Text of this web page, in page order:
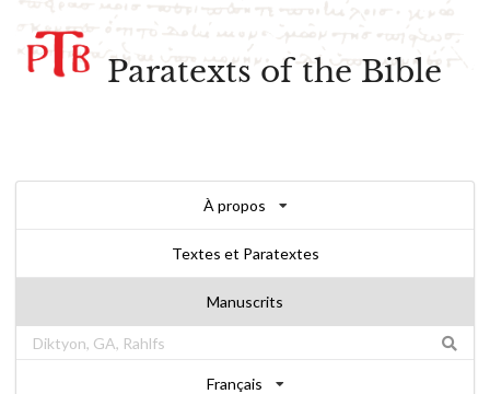
Paratexts of the Bible
À propos
Textes et Paratextes
Manuscrits
Français